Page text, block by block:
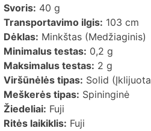
Svoris: 40 g
Transportavimo ilgis: 103 cm
Dėklas: Minkštas (Medžiaginis)
Minimalus testas: 0,2 g
Maksimalus testas: 2 g
Viršūnėlės tipas: Solid
Meškerės tipas: Spininginė
Žiedeliai: Fuji
Ritės laikiklis: Fuji